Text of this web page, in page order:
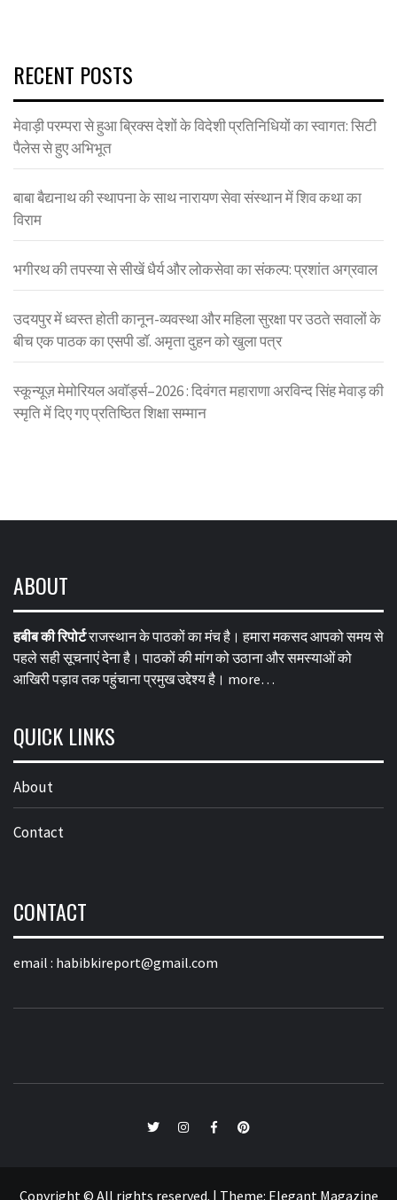
RECENT POSTS
मेवाड़ी परम्परा से हुआ ब्रिक्स देशों के विदेशी प्रतिनिधियों का स्वागत: सिटी
पैलेस से हुए अभिभूत
बाबा बैद्यनाथ की स्थापना के साथ नारायण सेवा संस्थान में शिव कथा का
विराम
भगीरथ की तपस्या से सीखें धैर्य और लोकसेवा का संकल्प: प्रशांत अग्रवाल
उदयपुर में ध्वस्त होती कानून-व्यवस्था और महिला सुरक्षा पर उठते सवालों के
बीच एक पाठक का एसपी डॉ. अमृता दुहन को खुला पत्र
स्कून्यूज़ मेमोरियल अवॉर्ड्स–2026 : दिवंगत महाराणा अरविन्द सिंह मेवाड़ की
स्मृति में दिए गए प्रतिष्ठित शिक्षा सम्मान
ABOUT
हबीब की रिपोर्टराजस्थान के पाठकों का मंच है। हमारा मकसद आपको समय से
पहले सही सूचनाएं देना है। पाठकों की मांग को उठाना और समस्याओं को
आखिरी पड़ाव तक पहुंचाना प्रमुख उद्देश्य है। more…
QUICK LINKS
About
Contact
CONTACT
email : habibkireport@gmail.com
twitterInstagramFacebookPinterest
Copyright © All rights reserved. | Theme: Elegant Magazine